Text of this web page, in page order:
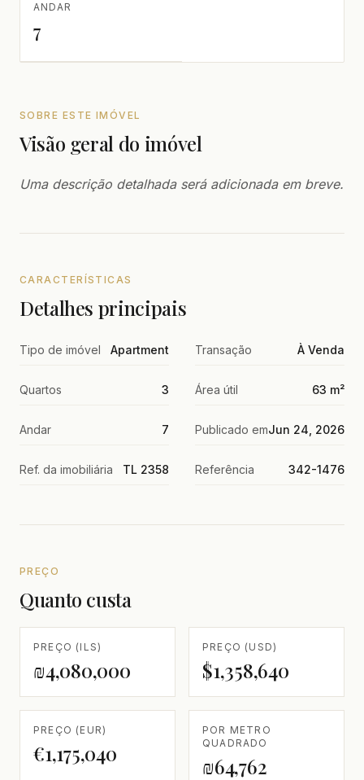
ANDAR
7
SOBRE ESTE IMÓVEL
Visão geral do imóvel
Uma descrição detalhada será adicionada em breve.
CARACTERÍSTICAS
Detalhes principais
Tipo de imóvel Apartment Transação À Venda
Quartos 3 Área útil 63 m²
Andar 7 Publicado emJun 24, 2026
Ref. da imobiliária TL 2358 Referência 342-1476
PREÇO
Quanto custa
PREÇO (ILS)
₪4,080,000
PREÇO (USD)
$1,358,640
PREÇO (EUR)
€1,175,040
POR METRO
QUADRADO
₪64,762